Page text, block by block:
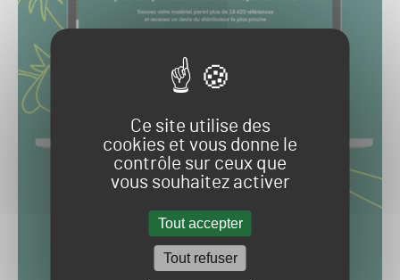
Ce site utilise des
cookies et vous donne le
contrôle sur ceux que
vous souhaitez activer
Tout accepter
Tout refuser